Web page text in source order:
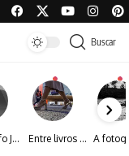
Buscar
Fotógrafo José Roberto apresenta um olhar sensível sobre arquitetura, formas e luz na fotografia Entre livros e fotografia autoral, Sebastião Reis consolida uma trajetória marcada pelo olhar artístico